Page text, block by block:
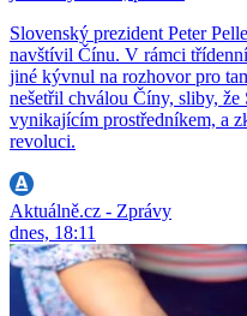
Slovenský prezident Peter
navštívil Čínu. V rámci
jiné kývnul na rozhovor pro
nešetřil chválou Číny, sliby,
vynikajícím prostředníkem, a
revoluci.
Aktuálně.cz - Zprávy
dnes, 18:11